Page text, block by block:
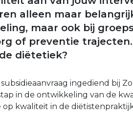
alleen maar
maar ook bij
of preventie
diëtetiek?
ingediend bij
in de ontwikkeling van de
op kwaliteit in de